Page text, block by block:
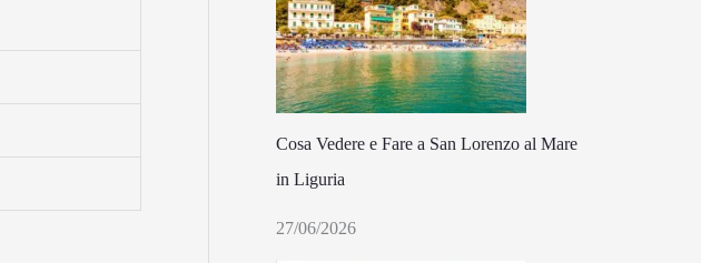
Cosa Vedere e Fare a San Lorenzo al Mare
in Liguria
27/06/2026